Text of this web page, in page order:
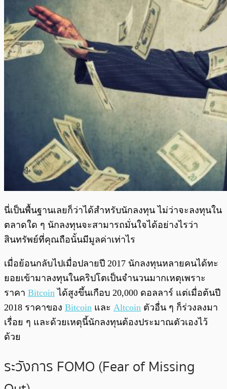
นี่เป็นพื้นฐานเลยก็ว่าได้สำหรับนักลงทุน ไม่ว่าจะลงทุนใน
ตลาดใด ๆ นักลงทุนจะสามารถมั่นใจได้อย่างไรว่า
สินทรัพย์ที่คุณถือนั้นมีมูลค่าเท่าไร
เมื่อย้อนกลับไปเมื่อปลายปี 2017 นักลงทุนหลายคนได้ทะ
ยอยเข้ามาลงทุนในคริปโตเป็นจำนวนมากเหตุเพราะ
ราคา Bitcoin ได้สูงขึ้นเกือบ 20,000 ดอลลาร์ แต่เมื่อต้นปี
2018 ราคาของ Bitcoin และ Altcoin ตัวอื่น ๆ ก็ร่วงลงมา
เรื่อย ๆ และด้วยเหตุนี้นักลงทุนต้องประมาณตัวเองไว้
ด้วย
ระวังการ FOMO (Fear of Missing